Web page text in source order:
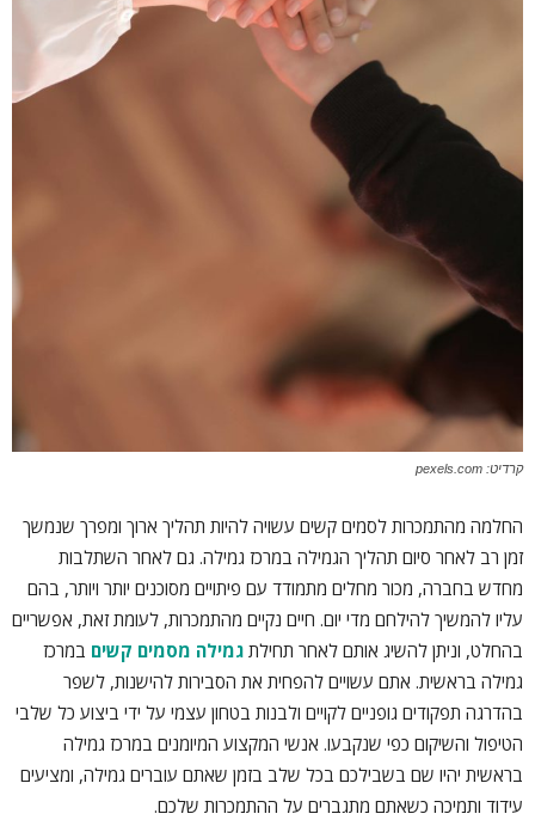
קרדיט: pexels.com
החלמה מהתמכרות לסמים קשים עשויה להיות תהליך ארוך ומפרך שנמשך
זמן רב לאחר סיום תהליך הגמילה במרכז גמילה. גם לאחר השתלבות
מחדש בחברה, מכור מחלים מתמודד עם פיתויים מסוכנים יותר ויותר, בהם
עליו להמשיך להילחם מדי יום. חיים נקיים מהתמכרות, לעומת זאת, אפשריים
בהחלט, וניתן להשיג אותם לאחר תחילת גמילה מסמים קשים במרכז
גמילה בראשית. אתם עשויים להפחית את הסבירות להישנות, לשפר
בהדרגה תפקודים גופניים לקויים ולבנות בטחון עצמי על ידי ביצוע כל שלבי
הטיפול והשיקום כפי שנקבעו. אנשי המקצוע המיומנים במרכז גמילה
בראשית יהיו שם בשבילכם בכל שלב בזמן שאתם עוברים גמילה, ומציעים
עידוד ותמיכה כשאתם מתגברים על ההתמכרות שלכם.